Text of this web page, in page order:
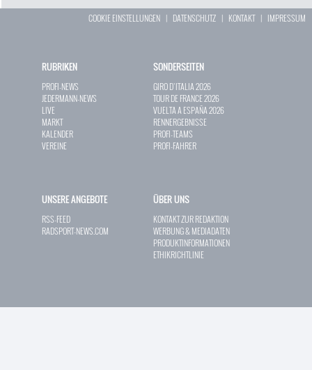
COOKIE EINSTELLUNGEN | DATENSCHUTZ | KONTAKT| IMPRESSUM
RUBRIKEN
PROFI-NEWS
JEDERMANN-NEWS
LIVE
MARKT
KALENDER
VEREINE
SONDERSEITEN
GIRO D`ITALIA 2026
TOUR DE FRANCE 2026
VUELTA A ESPAÑA 2026
RENNERGEBNISSE
PROFI-TEAMS
PROFI-FAHRER
UNSERE ANGEBOTE
RSS-FEED
RADSPORT-NEWS.COM
ÜBER UNS
KONTAKT ZUR REDAKTION
WERBUNG & MEDIADATEN
PRODUKTINFORMATIONEN
ETHIKRICHTLINIE